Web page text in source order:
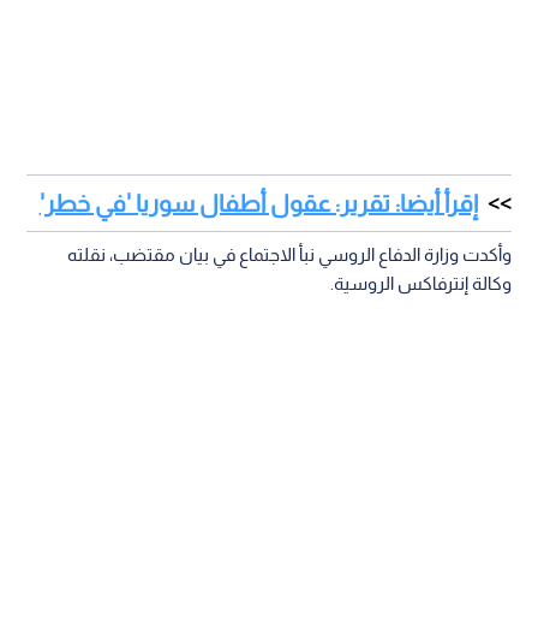
إقرأ أيضا: تقرير: عقول أطفال سوريا 'في خطر'
وأكدت وزارة الدفاع الروسي نبأ الاجتماع في بيان مقتضب، نقلته
وكالة إنترفاكس الروسية.